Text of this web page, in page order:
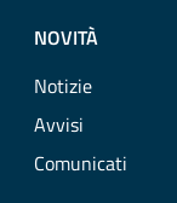
NOVITÀ
Notizie
Avvisi
Comunicati